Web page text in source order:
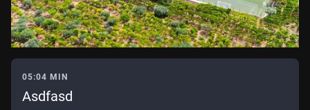
05:04 MIN
Asdfasd